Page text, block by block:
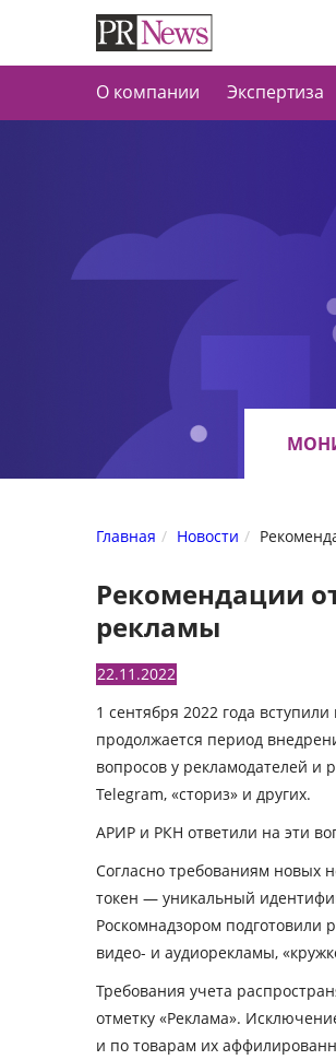
О компании Экспертиза
Главная Новости
Рекомендации
рекламы
22.11.2022
1 сентября 2022 года
продолжается период
вопросов у рекламодателей и
Telegram, «сториз» и других.
АРИР и РКН ответили на эти
Согласно требованиям новых
токен — уникальный
Роскомнадзором
видео- и аудиорекламы,
Требования учета
отметку «Реклама».
и по товарам их